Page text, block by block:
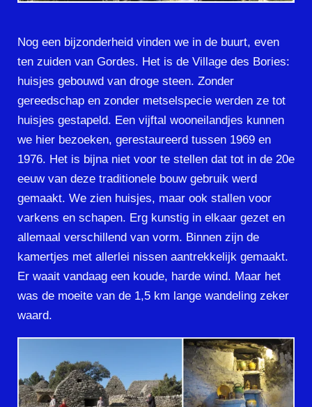
Nog een bijzonderheid vinden we in de buurt, even
ten zuiden van Gordes. Het is de Village des Bories:
huisjes gebouwd van droge steen. Zonder
gereedschap en zonder metselspecie werden ze tot
huisjes gestapeld. Een vijftal wooneilandjes kunnen
we hier bezoeken, gerestaureerd tussen 1969 en
1976. Het is bijna niet voor te stellen dat tot in de 20e
eeuw van deze traditionele bouw gebruik werd
gemaakt. We zien huisjes, maar ook stallen voor
varkens en schapen. Erg kunstig in elkaar gezet en
allemaal verschillend van vorm. Binnen zijn de
kamertjes met allerlei nissen aantrekkelijk gemaakt.
Er waait vandaag een koude, harde wind. Maar het
was de moeite van de 1,5 km lange wandeling zeker
waard.